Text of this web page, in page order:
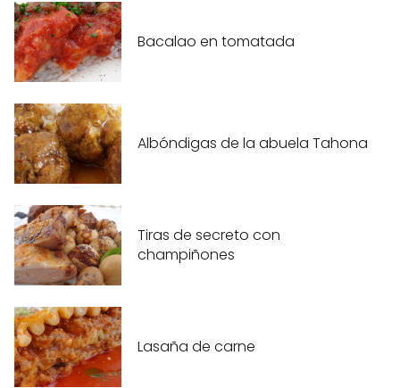
Bacalao en tomatada
Albóndigas de la abuela Tahona
Tiras de secreto con
champiñones
Lasaña de carne